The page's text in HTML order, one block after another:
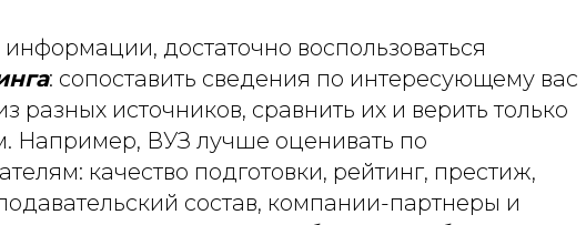
достаточно воспользоваться
: сопоставить сведения по интересующему вас
разных источников, сравнить их и верить только
Например, ВУЗ лучше оценивать по
качество подготовки, рейтинг, престиж,
состав, компании-партнеры и